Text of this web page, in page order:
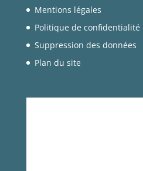
Mentions légales
Politique de confidentialité
Suppression des données
Plan du site